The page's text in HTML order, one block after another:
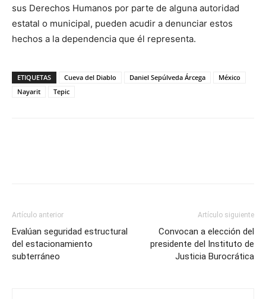
sus Derechos Humanos por parte de alguna autoridad
estatal o municipal, pueden acudir a denunciar estos
hechos a la dependencia que él representa.
ETIQUETAS Cueva del Diablo Daniel Sepúlveda Árcega
México
Nayarit
Tepic
Artículo anterior
Evalúan seguridad estructural
del estacionamiento
subterráneo
Artículo siguiente
Convocan a elección del
presidente del Instituto de
Justicia Burocrática